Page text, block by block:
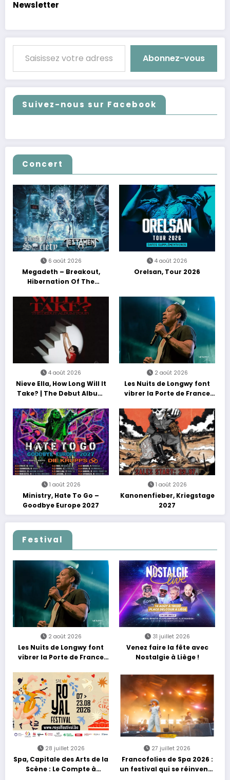
Newsletter
Saisissez votre adresse e-mail…
Abonnez-vous
Suivez-nous sur Facebook
Concert
6 août 2026
Megadeth – Breakout,
Hibernation Of The
4 août 2026
Orelsan, Tour 2026
4 août 2026
Nieve Ella, How Long Will It
Take? | The Debut Album
2 août 2026
Les Nuits de Longwy font
vibrer la Porte de France
découvertes et énergie
reggae
1 août 2026
Ministry, Hate To Go –
Goodbye Europe 2027
1 août 2026
Kanonenfieber, Kriegstage
2027
Festival
2 août 2026
Les Nuits de Longwy font
vibrer la Porte de France
découvertes et énergie
reggae
31 juillet 2026
Venez faire la fête avec
Nostalgie à Liège !
28 juillet 2026
Spa, Capitale des Arts de la
Scène : Le Compte à
27 juillet 2026
Francofolies de Spa 2026 :
un festival qui se réinvente